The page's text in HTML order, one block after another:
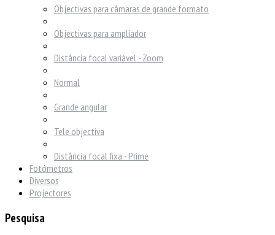
Objectivas para câmaras de grande formato
Objectivas para ampliador
Distância focal variável - Zoom
Normal
Grande angular
Tele objectiva
Distância focal fixa - Prime
Fotómetros
Diversos
Projectores
Pesquisa